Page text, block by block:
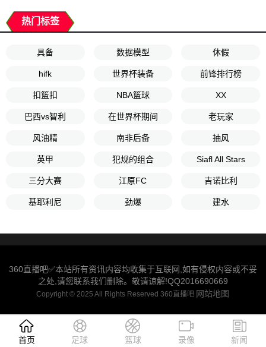
热门标签
具备 数据模型 休假
hifk 世界杯装备 前锋排行榜
扣篮扣 NBA篮球 XX
巴西vs智利 在世界杯期间 老玩家
风油精 南非后备 抽风
英甲 犯规的组合 Siafl All Stars
三分大赛 江原FC 吉诺比利
基耶利尼 劲爆 建水
360直播吧✅本站所有资讯内容均收集于互联网,如有侵权内容或不妥
之处,请您联系我们删除。敬请谅解!QQ2016690669
Copyright © 2025 All Rights Reserved 360直播吧 网站地图
首页 足球 篮球 录像 新闻